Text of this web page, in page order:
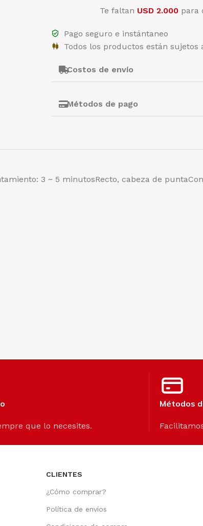
Te faltan USD 2.000 para
Pago seguro e instántaneo
Todos los productos están sujetos
Costos de envío
Métodos de pago
3 ~ 5 minutosRecto, cabeza de
que lo necesites.
Métodos
CLIENTES
¿Cómo comprar?
Política de envíos